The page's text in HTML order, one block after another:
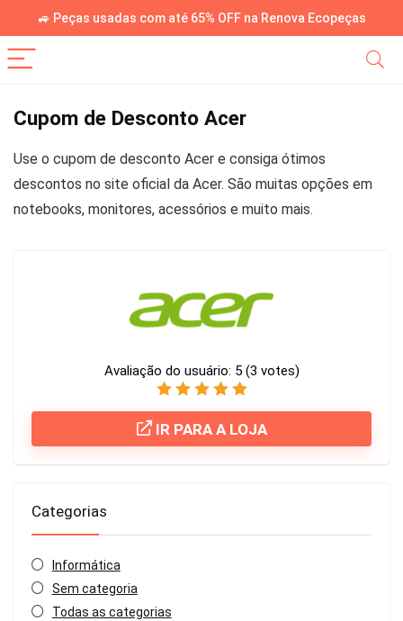
🚙 Peças usadas com até 65% OFF na Renova Ecopeças
Cupom de Desconto Acer
Use o cupom de desconto Acer e consiga ótimos
descontos no site oficial da Acer. São muitas opções em
notebooks, monitores, acessórios e muito mais.
Avaliação do usuário: 5 (3 votes)
IR PARA A LOJA
Categorias
Informática
Sem categoria
Todas as categorias